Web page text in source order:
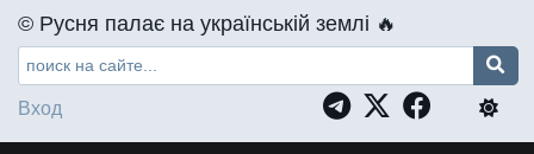
©️ Русня палає на українській землі 🔥
Вход